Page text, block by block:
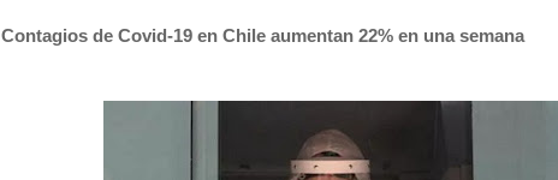
Contagios de Covid-19 en Chile aumentan 22% en una semana